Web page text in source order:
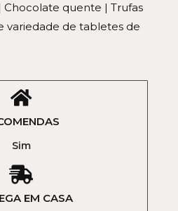
Chocolate quente | Trufas
variedade de tabletes de
Sim
EM CASA